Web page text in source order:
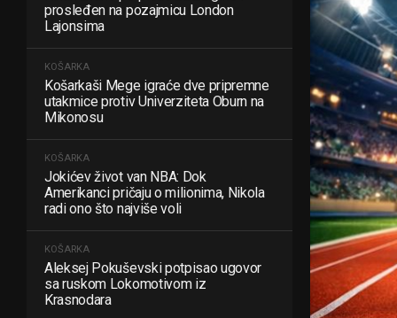
prosleđen na pozajmicu London
Lajonsima
KOŠARKA
Košarkaši Mege igraće dve pripremne
utakmice protiv Univerziteta Oburn na
Mikonosu
KOŠARKA
Jokićev život van NBA: Dok
Amerikanci pričaju o milionima, Nikola
radi ono što najviše voli
KOŠARKA
Aleksej Pokuševski potpisao ugovor
sa ruskom Lokomotivom iz
Krasnodara